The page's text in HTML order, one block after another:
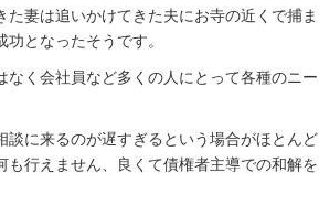
妻は追いかけてきた夫にお寺の近くで捕ま
となったそうです。
く会社員など多くの人にとって各種のニー
に来るのが遅すぎるという場合がほとんど
行えません、良くて債権者主導での和解を